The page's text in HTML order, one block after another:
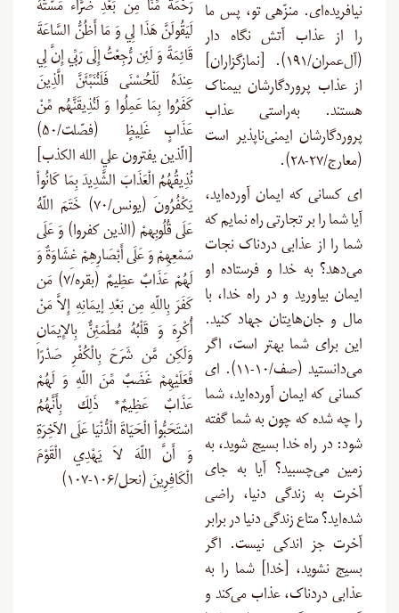
نیافریده‌ای. منزّهی تو، پس ما
را از عذاب آتش نگاه دار
(آل‌عمران/۱۹۱). [نمازگزاران]
از عذاب پروردگارشان بیمناک
هستند. به‌راستی عذاب
پروردگارشان ایمنی‌ناپذیر است
(معارج/۲۷-۲۸).
ای کسانی که ایمان آورده‌اید،
آیا شما را بر تجارتی راه نمایم که
شما را از عذابی دردناک نجات
می‌دهد؟ به خدا و فرستاده او
ایمان بیاورید و در راه خدا، با
مال و جان‌هایتان جهاد کنید.
این برای شما بهتر است، اگر
می‌دانستید (صف/۱۰-۱۱). ای
کسانی که ایمان آورده‌اید، شما
را چه شده که چون به شما گفته
‌شود: در راه خدا بسیج شوید، به
زمین می‌چسبید؟ آیا به جای
آخرت به زندگی دنیا، راضی
شده‌اید؟ متاع زندگی دنیا در برابر
آخرت جز اندکی نیست. اگر
بسیج نشوید، [خدا] شما را به
عذابی دردناک، عذاب می‌کند و
رَحْمَةً مِّنَّا مِن بَعْدِ ضَرَّاء مَسَّتْهُ
لَيَقُولَنَّ هَذَا لِي وَ مَا أَظُنُّ السَّاعَةَ
قَائِمَةً وَ لَئِن رُّجِعْتُ إِلَى رَبِّي إِنَّ لِي
عِندَهُ لَلْحُسْنَى فَلَنُنَبِّئَنَّ الَّذِينَ
كَفَرُوا بِمَا عَمِلُوا وَ لَنُذِيقَنَّهُم مِّنْ
عَذَابٍ غَلِيظٍ (فصّلت/۵۰)
[الّذين يفترون علي الله الكذب]
نُذِيقُهُمُ الْعَذَابَ الشَّدِيدَ بِمَا كَانُواْ
يَكْفُرُونَ (يونس/۷۰) خَتَمَ اللّهُ
عَلَى قُلُوبِهمْ (الذين كفروا) وَ عَلَى
سَمْعِهِمْ وَ عَلَى أَبْصَارِهِمْ غِشَاوَةٌ وَ
لَهُمْ عَذَابٌ عظِيمٌ (بقره/۷) مَن
كَفَرَ بِاللّهِ مِن بَعْدِ إيمَانِهِ إِلاَّ مَنْ
أُكْرِهَ وَ قَلْبُهُ مُطْمَئِنٌّ بِالإِيمَانِ
وَلَكِن مَّن شَرَحَ بِالْكُفْرِ صَدْرًا
فَعَلَيْهِمْ غَضَبٌ مِّنَ اللّهِ وَ لَهُمْ
عَذَابٌ عَظِيمٌ* ذَلِكَ بِأَنَّهُمُ
اسْتَحَبُّواْ الْحَيَاةَ الْدُّنْيَا عَلَى الآخِرَةِ
وَ أَنَّ اللّهَ لاَ يَهْدِي الْقَوْمَ
الْكَافِرِينَ (نحل/۱۰۶-۱۰۷)